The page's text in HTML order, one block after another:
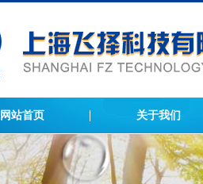
网站首页 关于我们